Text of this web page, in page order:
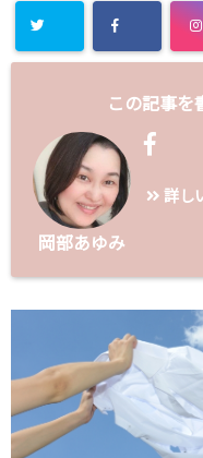
この記事を
岡部あゆみ
詳し